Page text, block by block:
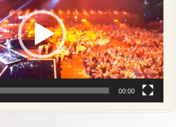
00:00